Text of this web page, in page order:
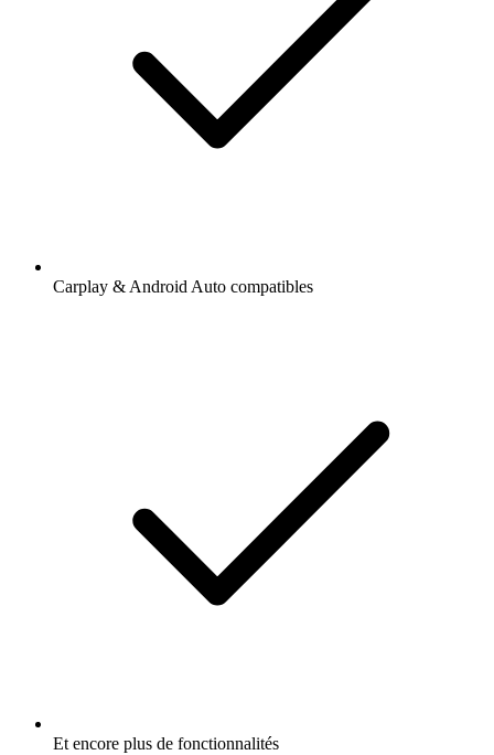
Carplay & Android Auto compatibles
Et encore plus de fonctionnalités